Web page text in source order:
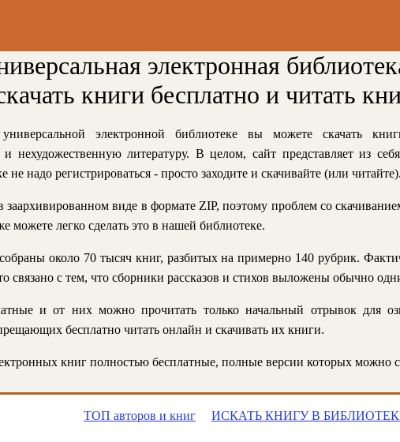
электронная
книги бесплатно и читать
электронной библиотеке вы можете скачать
и нехудожественную литературу. В целом, сайт представляет из
не надо регистрироваться - просто заходите и скачивайте (или читайте).
заархивированном виде в формате ZIP, поэтому проблем со
можете легко сделать это в нашей библиотеке.
около 70 тысяч книг, разбитых на примерно 140 рубрик.
связано с тем, что сборники рассказов и стихов выложены обычно
и от них можно прочитать только начальный отрывок для
бесплатно читать онлайн и скачивать их книги.
книг полностью бесплатные, полные версии которых можно
ТОП авторов и книг ИСКАТЬ КНИГУ В